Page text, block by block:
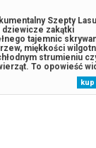
Szepty
dziewicze zakątki
tajemnic
miękkości
strumieniu
To opowieść
rysia i wilka,
na górskim szlaku....